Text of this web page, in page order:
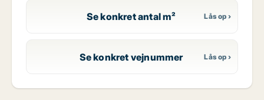
Se konkret antal m²
Se konkret vejnummer